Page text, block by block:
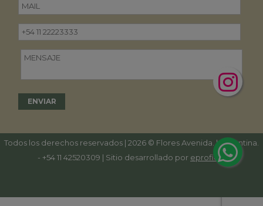
Todos los derechos reservados | 2026 © Flores Avenida. | Argentina.
- +54 11 42520309 | Sitio desarrollado por eproficio